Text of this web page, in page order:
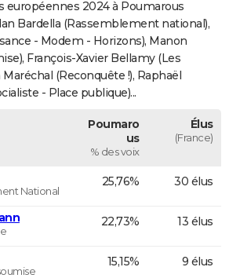
européennes 2024 à Poumarous
Bardella (Rassemblement national),
- Modem - Horizons), Manon
François-Xavier Bellamy (Les
(Reconquête !), Raphaël
- Place publique)...
Poumaro
us
% des voix
Élus
(France)
National
25,76% 30 élus
22,73% 13 élus
15,15% 9 élus